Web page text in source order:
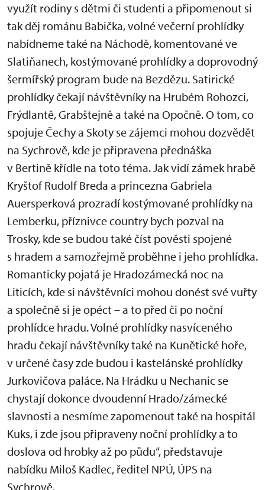
využít rodiny s dětmi či studenti a připomenout si
tak děj románu Babička, volné večerní prohlídky
nabídneme také na Náchodě, komentované ve
Slatiňanech, kostýmované prohlídky a doprovodný
šermířský program bude na Bezdězu. Satirické
prohlídky čekají návštěvníky na Hrubém Rohozci,
Frýdlantě, Grabštejně a také na Opočně. O tom, co
spojuje Čechy a Skoty se zájemci mohou dozvědět
na Sychrově, kde je připravena přednáška
v Bertině křídle na toto téma. Jak vidí zámek hrabě
Kryštof Rudolf Breda a princezna Gabriela
Auersperková prozradí kostýmované prohlídky na
Lemberku, příznivce country bych pozval na
Trosky, kde se budou také číst pověsti spojené
s hradem a samozřejmě proběhne i jeho prohlídka.
Romanticky pojatá je Hradozámecká noc na
Liticích, kde si návštěvníci mohou donést své vuřty
a společně si je opéct – a to před či po noční
prohlídce hradu. Volné prohlídky nasvíceného
hradu čekají návštěvníky také na Kunětické hoře,
v určené časy zde budou i kastelánské prohlídky
Jurkovičova paláce. Na Hrádku u Nechanic se
chystají dokonce dvoudenní Hrado/zámecké
slavnosti a nesmíme zapomenout také na hospitál
Kuks, i zde jsou připraveny noční prohlídky a to
doslova od hrobky až po půdu“, představuje
nabídku Miloš Kadlec, ředitel NPÚ, ÚPS na
Sychrově.